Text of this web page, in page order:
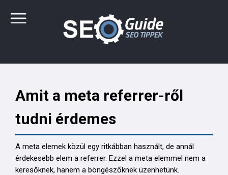
Amit a meta referrer-ről
tudni érdemes
A meta elemek közül egy ritkábban használt, de annál
érdekesebb elem a referrer. Ezzel a meta elemmel nem a
keresőknek, hanem a böngészőknek üzenhetünk.